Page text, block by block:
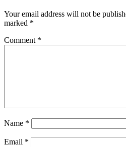
Your email address will not be
marked *
Comment *
Name *
Email *